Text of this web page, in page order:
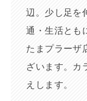
辺。少し足を
通・生活とも
たまプラーザ
ざいます。カ
えします。